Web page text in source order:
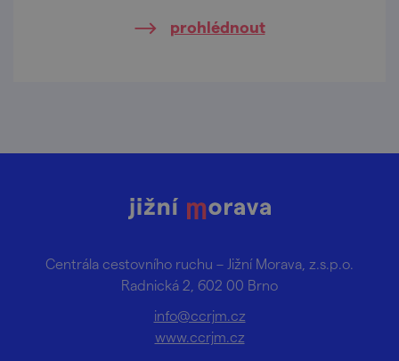
prohlédnout
Centrála cestovního ruchu – Jižní Morava, z.s.p.o.
Radnická 2, 602 00 Brno
info@ccrjm.cz
www.ccrjm.cz